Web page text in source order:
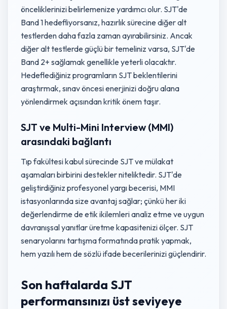
önceliklerinizi belirlemenize yardımcı olur. SJT'de
Band 1 hedefliyorsanız, hazırlık sürecine diğer alt
testlerden daha fazla zaman ayırabilirsiniz. Ancak
diğer alt testlerde güçlü bir temeliniz varsa, SJT'de
Band 2+ sağlamak genellikle yeterli olacaktır.
Hedeflediğiniz programların SJT beklentilerini
araştırmak, sınav öncesi enerjinizi doğru alana
yönlendirmek açısından kritik önem taşır.
SJT ve Multi-Mini Interview (MMI)
arasındaki bağlantı
Tıp fakültesi kabul sürecinde SJT ve mülakat
aşamaları birbirini destekler niteliktedir. SJT'de
geliştirdiğiniz profesyonel yargı becerisi, MMI
istasyonlarında size avantaj sağlar; çünkü her iki
değerlendirme de etik ikilemleri analiz etme ve uygun
davranışsal yanıtlar üretme kapasitenizi ölçer. SJT
senaryolarını tartışma formatında pratik yapmak,
hem yazılı hem de sözlü ifade becerilerinizi güçlendirir.
Son haftalarda SJT
performansınızı üst seviyeye